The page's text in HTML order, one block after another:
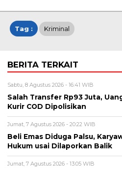
Tag : Kriminal
BERITA TERKAIT
Sabtu, 8 Agustus 2026 - 16:41 WIB
Salah Transfer Rp93 Juta,
Kurir COD Dipolisikan
Jumat, 7 Agustus 2026 - 20:22 WIB
Beli Emas Diduga Palsu,
Hukum usai Dilaporkan Balik
Jumat, 7 Agustus 2026 - 13:05 WIB